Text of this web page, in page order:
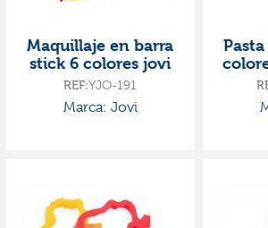
Maquillaje en barra
stick 6 colores jovi
REF:YJO-191
Marca: Jovi